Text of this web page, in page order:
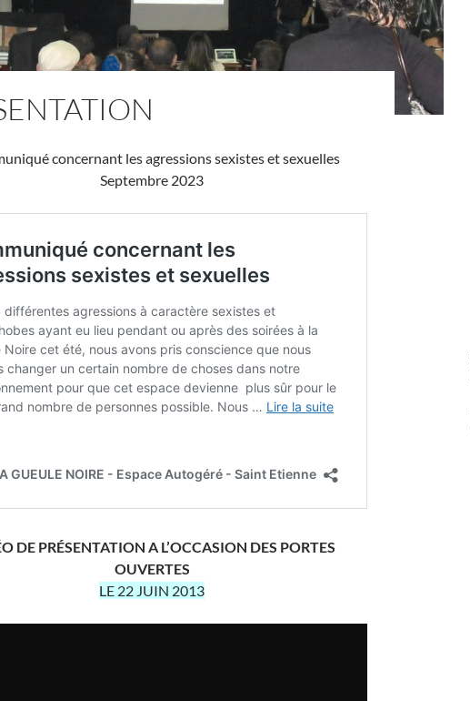
concernant les agressions sexistes et sexuelles
Septembre 2023
DE PRÉSENTATION A L’OCCASION DES PORTES
OUVERTES
LE 22 JUIN 2013